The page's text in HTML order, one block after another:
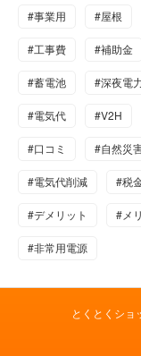
#事業用 #屋根
#工事費 #補助金
#蓄電池 #深夜電
#電気代 #V2H
#口コミ #自然災
#電気代削減 #税
#デメリット #メ
#非常用電源
とくとくショ